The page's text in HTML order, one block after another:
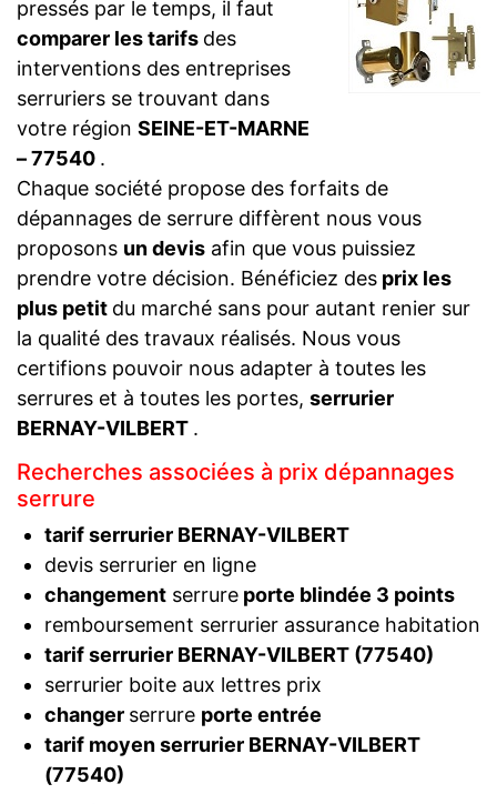
pressés par le temps, il faut
comparer les tarifs des
interventions des entreprises
serruriers se trouvant dans
votre région SEINE-ET-MARNE
– 77540 .
Chaque société propose des forfaits de
dépannages de serrure diffèrent nous vous
proposons un devis afin que vous puissiez
prendre votre décision. Bénéficiez des prix les
plus petit du marché sans pour autant renier sur
la qualité des travaux réalisés. Nous vous
certifions pouvoir nous adapter à toutes les
serrures et à toutes les portes, serrurier
BERNAY-VILBERT .
Recherches associées à prix dépannages
serrure
tarif serrurier BERNAY-VILBERT
devis serrurier en ligne
changementserrureporte blindée 3 points
remboursement serrurier assurance habitation
tarif serrurier BERNAY-VILBERT (77540)
serrurier boite aux lettres prix
changer serrure porte entrée
tarif moyen serrurier BERNAY-VILBERT
(77540)